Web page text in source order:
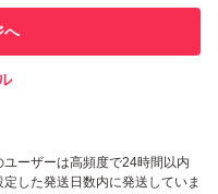
なんでもわかるREVIフ
取引実績があります
ユーザーは高頻度で24時間以内
定した発送日数内に発送していま
へ